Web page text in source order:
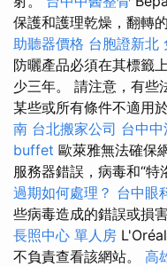
保護和護理乾燥，翻轉
助聽器價格 台胞證新北
防曬產品必須在其標籤
少三年。 請注意，有些
某些或所有條件不適用
南 台北搬家公司 台中
buffet 歐萊雅無法確保
服務器錯誤，病毒和“特
過期如何處理？ 台中眼
些病毒造成的錯誤或損
長照中心 單人房
不負責查看該網站。 高